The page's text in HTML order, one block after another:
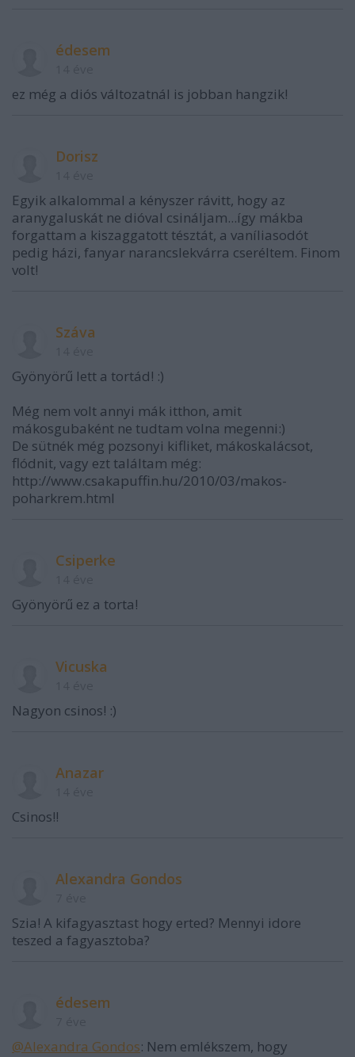
édesem
ez még a diós változatnál is jobban hangzik!
Dorisz
Egyik alkalommal a kényszer rávitt, hogy az
aranygaluskát ne dióval csináljam...így mákba
forgattam a kiszaggatott tésztát, a vaníliasodót
pedig házi, fanyar narancslekvárra cseréltem. Finom
volt!
Száva
Gyönyörű lett a tortád! :)
Még nem volt annyi mák itthon, amit
mákosgubaként ne tudtam volna megenni:)
De sütnék még pozsonyi kifliket, mákoskalácsot,
flódnit, vagy ezt találtam még:
http://www.csakapuffin.hu/2010/03/makos-
poharkrem.html
Csiperke
Gyönyörű ez a torta!
Vicuska
Nagyon csinos! :)
Anazar
Csinos!!
Alexandra Gondos
Szia! A kifagyasztast hogy erted? Mennyi idore
teszed a fagyasztoba?
édesem
@Alexandra Gondos: Nem emlékszem, hogy